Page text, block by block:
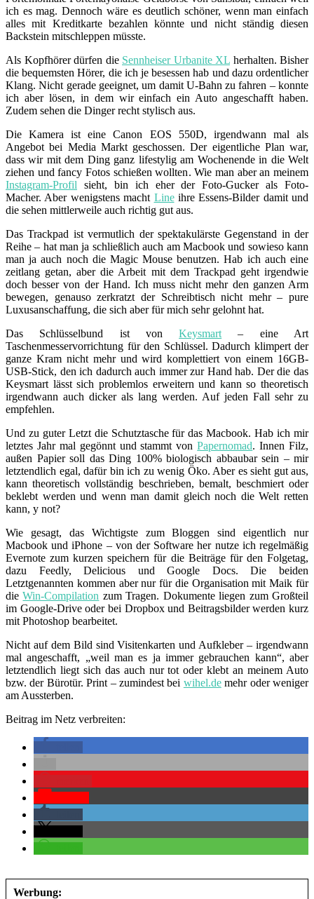
ich es mag. Dennoch wäre es deutlich schöner, wenn man einfach
alles mit Kreditkarte bezahlen könnte und nicht ständig diesen
Backstein mitschleppen müsste.
Als Kopfhörer dürfen die Sennheiser Urbanite XL herhalten. Bisher
die bequemsten Hörer, die ich je besessen hab und dazu ordentlicher
Klang. Nicht gerade geeignet, um damit U-Bahn zu fahren – konnte
ich aber lösen, in dem wir einfach ein Auto angeschafft haben.
Zudem sehen die Dinger recht stylisch aus.
Die Kamera ist eine Canon EOS 550D, irgendwann mal als
Angebot bei Media Markt geschossen. Der eigentliche Plan war,
dass wir mit dem Ding ganz lifestylig am Wochenende in die Welt
ziehen und fancy Fotos schießen wollten. Wie man aber an meinem
Instagram-Profil sieht, bin ich eher der Foto-Gucker als Foto-
Macher. Aber wenigstens macht Lineihre Essens-Bilder damit und
die sehen mittlerweile auch richtig gut aus.
Das Trackpad ist vermutlich der spektakulärste Gegenstand in der
Reihe – hat man ja schließlich auch am Macbook und sowieso kann
man ja auch noch die Magic Mouse benutzen. Hab ich auch eine
zeitlang getan, aber die Arbeit mit dem Trackpad geht irgendwie
doch besser von der Hand. Ich muss nicht mehr den ganzen Arm
bewegen, genauso zerkratzt der Schreibtisch nicht mehr – pure
Luxusanschaffung, die sich aber für mich sehr gelohnt hat.
Das Schlüsselbund ist vonKeysmart – eine Art
Taschenmesservorrichtung für den Schlüssel. Dadurch klimpert der
ganze Kram nicht mehr und wird komplettiert von einem 16GB-
USB-Stick, den ich dadurch auch immer zur Hand hab. Der die das
Keysmart lässt sich problemlos erweitern und kann so theoretisch
irgendwann auch dicker als lang werden. Auf jeden Fall sehr zu
empfehlen.
Und zu guter Letzt die Schutztasche für das Macbook. Hab ich mir
letztes Jahr mal gegönnt und stammt vonPapernomad. Innen Filz,
außen Papier soll das Ding 100% biologisch abbaubar sein – mir
letztendlich egal, dafür bin ich zu wenig Öko. Aber es sieht gut aus,
kann theoretisch vollständig beschrieben, bemalt, beschmiert oder
beklebt werden und wenn man damit gleich noch die Welt retten
kann, y not?
Wie gesagt, das Wichtigste zum Bloggen sind eigentlich nur
Macbook und iPhone – von der Software her nutze ich regelmäßig
Evernote zum kurzen speichern für die Beiträge für den Folgetag,
dazu Feedly, Delicious und Google Docs. Die beiden
Letztgenannten kommen aber nur für die Organisation mit Maik für
dieWin-Compilation zum Tragen. Dokumente liegen zum Großteil
im Google-Drive oder bei Dropbox und Beitragsbilder werden kurz
mit Photoshop bearbeitet.
Nicht auf dem Bild sind Visitenkarten und Aufkleber – irgendwann
mal angeschafft, „weil man es ja immer gebrauchen kann“, aber
letztendlich liegt sich das auch nur tot oder klebt an meinem Auto
bzw. der Bürotür. Print – zumindest bei wihel.demehr oder weniger
am Aussterben.
Beitrag im Netz verbreiten:
Werbung: